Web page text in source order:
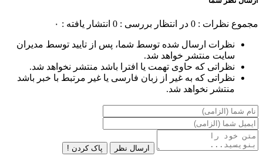
مجموع نظرات : 0 در انتظار بررسی : 0 انتشار یافته : ۰
نظرات ارسال شده توسط شما، پس از تایید توسط مدیران
سایت منتشر خواهد شد.
نظراتی که حاوی تهمت یا افترا باشد منتشر نخواهد شد.
نظراتی که به غیر از زبان فارسی یا غیر مرتبط با خبر باشد
منتشر نخواهد شد.
ارسال نظر پاک کردن !